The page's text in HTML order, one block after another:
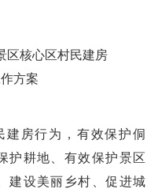
区核心区村民建房
方案
建房行为，有效保护侗
护耕地
有效保护景区
、建设美丽乡村 、促进城